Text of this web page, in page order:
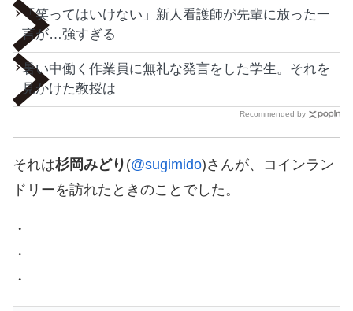
「笑ってはいけない」新人看護師が先輩に放った一
言が…強すぎる
暑い中働く作業員に無礼な発言をした学生。それを
見かけた教授は
Recommended by
それは杉岡みどり (@sugimido)さんが、コインラン
ドリーを訪れたときのことでした。
・
・
・